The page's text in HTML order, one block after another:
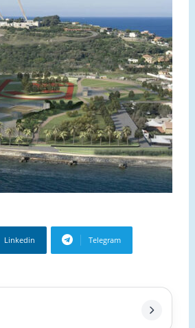
Linkedin Telegram